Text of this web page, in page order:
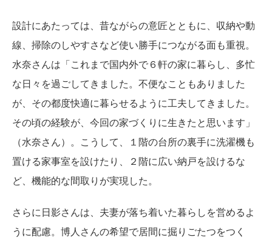
設計にあたっては、昔ながらの意匠とともに、収納や動
線、掃除のしやすさなど使い勝手につながる面も重視。
水奈さんは「これまで国内外で６軒の家に暮らし、多忙
な日々を過ごしてきました。不便なこともありました
が、その都度快適に暮らせるように工夫してきました。
その頃の経験が、今回の家づくりに生きたと思います」
（水奈さん）。こうして、１階の台所の裏手に洗濯機も
置ける家事室を設けたり、２階に広い納戸を設けるな
ど、機能的な間取りが実現した。
さらに日影さんは、夫妻が落ち着いた暮らしを営めるよ
うに配慮。博人さんの希望で居間に掘りごたつをつく